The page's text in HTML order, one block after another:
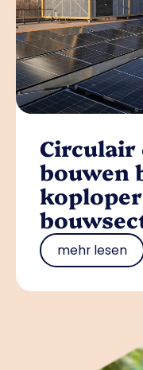
Circulair
bouwen
mehr lesen